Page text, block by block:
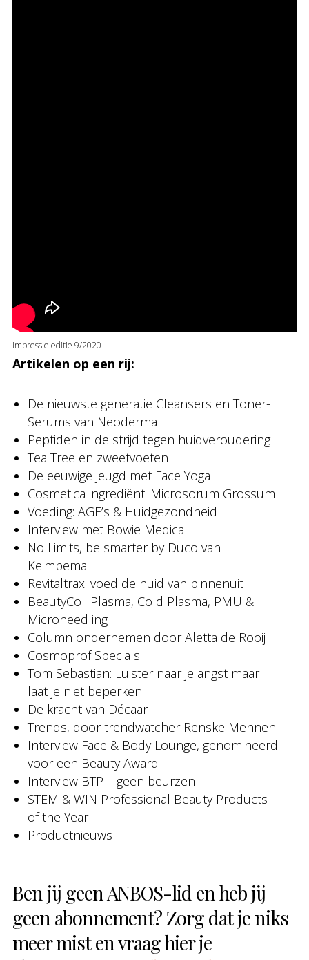
Impressie editie 9/2020
Artikelen op een rij:
De nieuwste generatie Cleansers en Toner-
Serums van Neoderma
Peptiden in de strijd tegen huidveroudering
Tea Tree en zweetvoeten
De eeuwige jeugd met Face Yoga
Cosmetica ingrediënt: Microsorum Grossum
Voeding: AGE’s & Huidgezondheid
Interview met Bowie Medical
No Limits, be smarter by Duco van
Keimpema
Revitaltrax: voed de huid van binnenuit
BeautyCol: Plasma, Cold Plasma, PMU &
Microneedling
Column ondernemen door Aletta de Rooij
Cosmoprof Specials!
Tom Sebastian: Luister naar je angst maar
laat je niet beperken
De kracht van Décaar
Trends, door trendwatcher Renske Mennen
Interview Face & Body Lounge, genomineerd
voor een Beauty Award
Interview BTP – geen beurzen
STEM & WIN Professional Beauty Products
of the Year
Productnieuws
Ben jij geen ANBOS-lid en heb jij
geen abonnement? Zorg dat je niks
meer mist en vraag hier je